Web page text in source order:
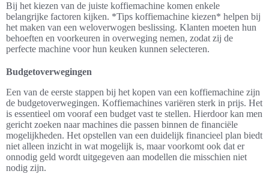
Bij het kiezen van de juiste koffiemachine komen enkele
belangrijke factoren kijken. *Tips koffiemachine kiezen* helpen bij
het maken van een weloverwogen beslissing. Klanten moeten hun
behoeften en voorkeuren in overweging nemen, zodat zij de
perfecte machine voor hun keuken kunnen selecteren.
Budgetoverwegingen
Een van de eerste stappen bij het kopen van een koffiemachine zijn
de budgetoverwegingen. Koffiemachines variëren sterk in prijs. Het
is essentieel om vooraf een budget vast te stellen. Hierdoor kan men
gericht zoeken naar machines die passen binnen de financiële
mogelijkheden. Het opstellen van een duidelijk financieel plan biedt
niet alleen inzicht in wat mogelijk is, maar voorkomt ook dat er
onnodig geld wordt uitgegeven aan modellen die misschien niet
nodig zijn.